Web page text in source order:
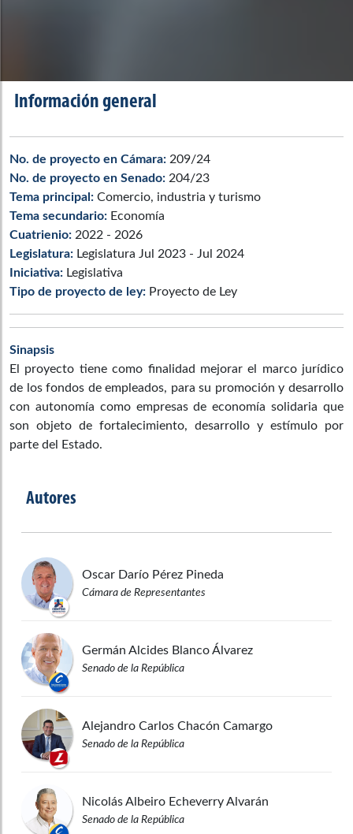
Información general
No. de proyecto en Cámara: 209/24
No. de proyecto en Senado: 204/23
Tema principal: Comercio, industria y turismo
Tema secundario: Economía
Cuatrienio: 2022 - 2026
Legislatura: Legislatura Jul 2023 - Jul 2024
Iniciativa: Legislativa
Tipo de proyecto de ley: Proyecto de Ley
Sinapsis
El proyecto tiene como finalidad mejorar el marco jurídico
de los fondos de empleados, para su promoción y desarrollo
con autonomía como empresas de economía solidaria que
son objeto de fortalecimiento, desarrollo y estímulo por
parte del Estado.
Autores
Oscar Darío Pérez Pineda
Cámara de Representantes
Germán Alcides Blanco Álvarez
Senado de la República
Alejandro Carlos Chacón Camargo
Senado de la República
Nicolás Albeiro Echeverry Alvarán
Senado de la República